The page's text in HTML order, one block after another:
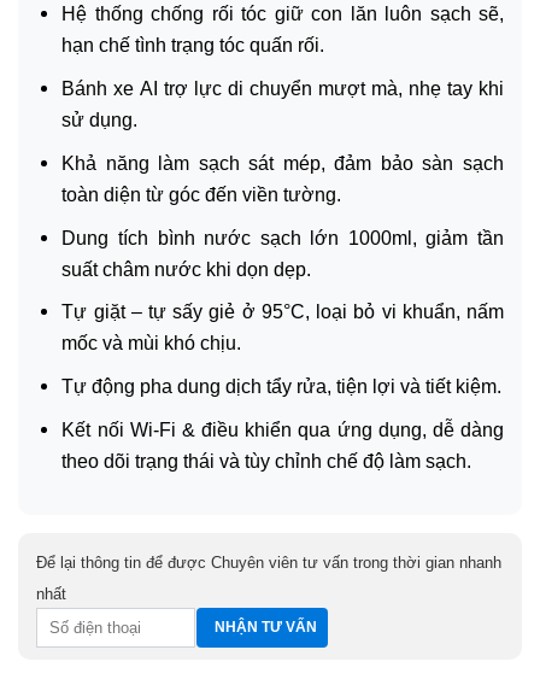
Hệ thống chống rối tóc giữ con lăn luôn sạch sẽ,
hạn chế tình trạng tóc quấn rối.
Bánh xe AI trợ lực di chuyển mượt mà, nhẹ tay khi
sử dụng.
Khả năng làm sạch sát mép, đảm bảo sàn sạch
toàn diện từ góc đến viền tường.
Dung tích bình nước sạch lớn 1000ml, giảm tần
suất châm nước khi dọn dẹp.
Tự giặt – tự sấy giẻ ở 95°C, loại bỏ vi khuẩn, nấm
mốc và mùi khó chịu.
Tự động pha dung dịch tẩy rửa, tiện lợi và tiết kiệm.
Kết nối Wi-Fi & điều khiển qua ứng dụng, dễ dàng
theo dõi trạng thái và tùy chỉnh chế độ làm sạch.
Để lại thông tin để được Chuyên viên tư vấn trong thời gian nhanh
nhất